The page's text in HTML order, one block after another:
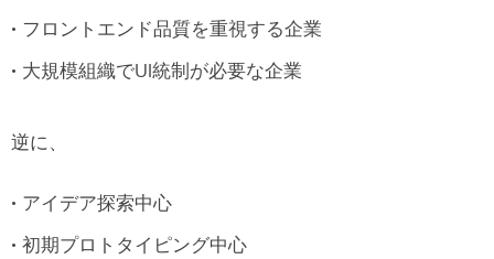
フロントエンド品質を重視する企業
大規模組織でUI統制が必要な企業
逆に、
アイデア探索中心
初期プロトタイピング中心